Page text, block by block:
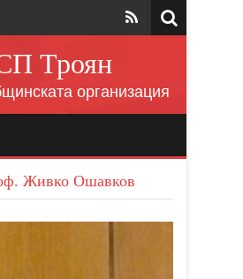
Троян
организация
Живко Ошавков